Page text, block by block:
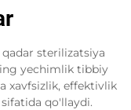
sterilizatsiya
yechimlik tibbiy
xavfsizlik, effektivlik
qo'llaydi.